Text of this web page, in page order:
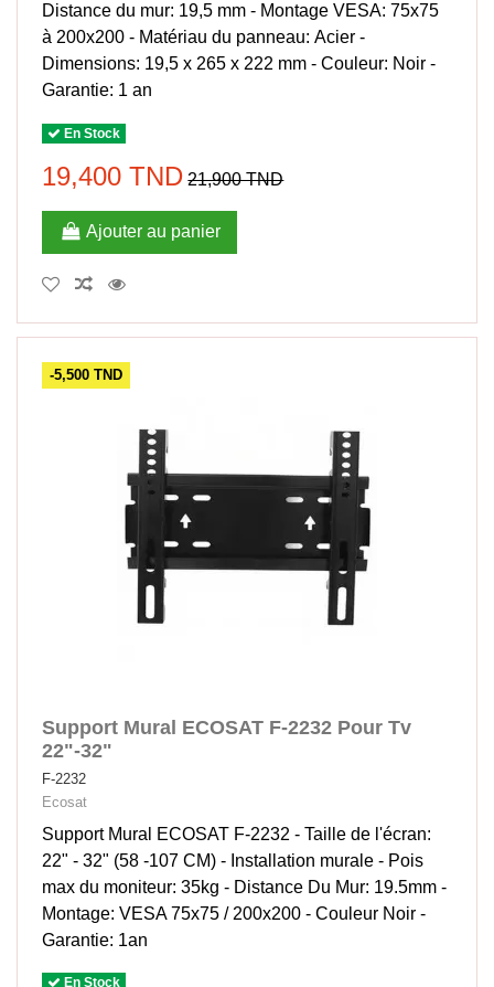
Distance du mur: 19,5 mm - Montage VESA: 75x75
à 200x200 - Matériau du panneau: Acier -
Dimensions: 19,5 x 265 x 222 mm - Couleur: Noir -
Garantie: 1 an
En Stock
19,400 TND 21,900 TND
Ajouter au panier
-5,500 TND
Support Mural ECOSAT F-2232 Pour Tv
22"-32"
F-2232
Ecosat
Support Mural ECOSAT F-2232 - Taille de l'écran:
22" - 32" (58 -107 CM) - Installation murale - Pois
max du moniteur: 35kg - Distance Du Mur: 19.5mm -
Montage: VESA 75x75 / 200x200 - Couleur Noir -
Garantie: 1an
En Stock